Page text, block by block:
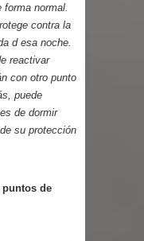
normal.
contra la
d esa noche.
reactivar
con otro punto
puede
de dormir
su protección
puntos de